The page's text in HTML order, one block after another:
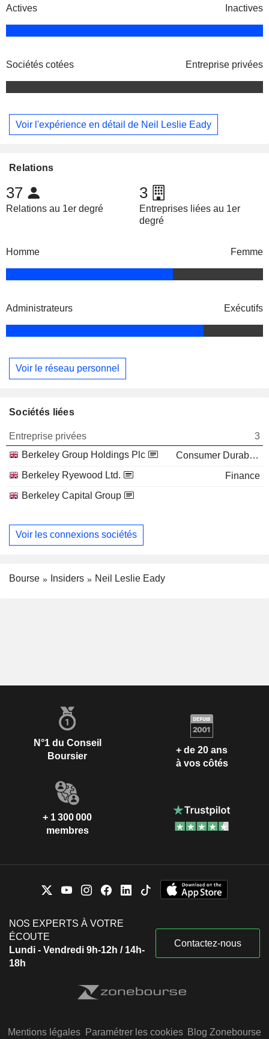
Actives Inactives
Sociétés cotées Entreprise privées
Voir l'expérience en détail de Neil Leslie Eady
Relations
37
Relations au 1er degré
3
Entreprises liées au 1er
degré
Homme Femme
Administrateurs Exécutifs
Voir le réseau personnel
Sociétés liées
Entreprise privées
3
Berkeley Group Holdings Plc
Consumer Durables
Berkeley Ryewood Ltd.
Finance
Berkeley Capital Group
Voir les connexions sociétés
Bourse Insiders Neil Leslie Eady
N°1 du Conseil
Boursier
+ de 20 ans
à vos côtés
+ 1 300 000
membres
NOS EXPERTS À VOTRE
ÉCOUTE
Lundi - Vendredi 9h-12h / 14h-
18h
Contactez-nous
Mentions légales Paramétrer les cookies Blog Zonebourse